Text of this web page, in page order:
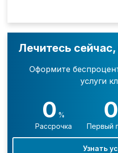
Лечитесь
Оформите
услуги
0 %
Рассрочка
0
Первый
Узнать